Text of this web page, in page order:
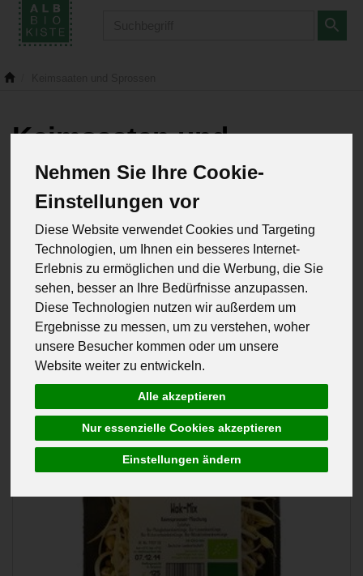
Nehmen Sie Ihre Cookie-
Einstellungen vor
Diese Website verwendet Cookies und Targeting
Technologien, um Ihnen ein besseres Internet-
Erlebnis zu ermöglichen und die Werbung, die Sie
sehen, besser an Ihre Bedürfnisse anzupassen.
Diese Technologien nutzen wir außerdem um
Ergebnisse zu messen, um zu verstehen, woher
unsere Besucher kommen oder um unsere
Website weiter zu entwickeln.
Alle akzeptieren
Nur essenzielle Cookies akzeptieren
Einstellungen ändern
Keimsaaten und
Sprossen
4 von 1358
12
Hersteller Ernährung Allergene